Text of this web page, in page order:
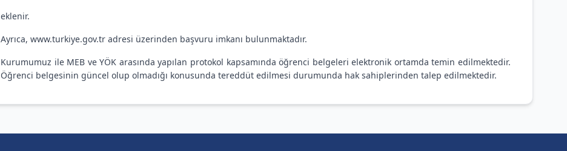
eklenir.
Ayrıca, www.turkiye.gov.tradresi üzerinden başvuru imkanı bulunmaktadır.
Kurumumuz ile MEB ve YÖK arasında yapılan protokol kapsamında öğrenci belgeleri elektronik ortamda temin edilmektedir.
Öğrenci belgesinin güncel olup olmadığı konusunda tereddüt edilmesi durumunda hak sahiplerinden talep edilmektedir.